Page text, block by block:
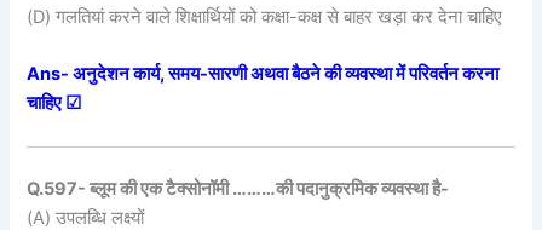
(D) गलतियां करने वाले शिक्षार्थियों को कक्षा-कक्ष से बाहर खड़ा कर देना चाहिए
Ans- अनुदेशन कार्य, समय-सारणी अथवा बैठने की व्यवस्था में परिवर्तन करना
चाहिए ☑
Q.597- ब्लूम की एक टैक्सोनॉमी ………की पदानुक्रमिक व्यवस्था है-
(A) उपलब्धि लक्ष्यों